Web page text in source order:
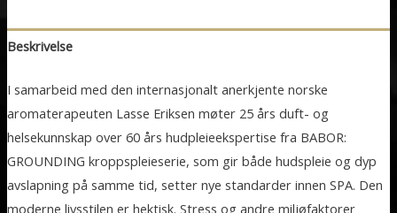
Beskrivelse
I samarbeid med den internasjonalt anerkjente norske
aromaterapeuten Lasse Eriksen møter 25 års duft- og
helsekunnskap over 60 års hudpleieekspertise fra BABOR:
GROUNDING kroppspleieserie, som gir både hudspleie og dyp
avslapning på samme tid, setter nye standarder innen SPA. Den
moderne livsstilen er hektisk. Stress og andre miljøfaktorer